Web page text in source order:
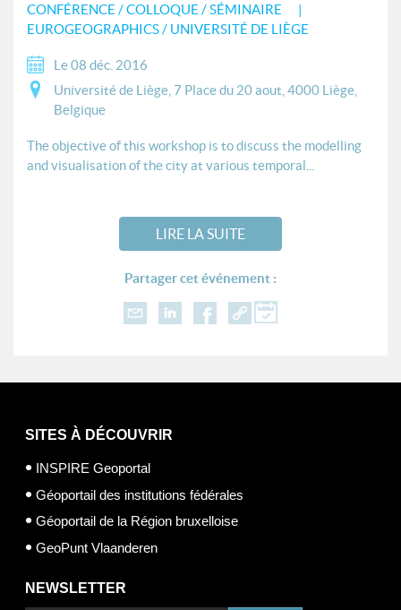
CONFÉRENCE / COLLOQUE / SÉMINAIRE
EUROGEOGRAPHICS / UNIVERSITÉ DE LIÈGE
Le 08 déc. 2016
Université de Liège, 7 Place du 20 aout, 4000 Liège,
Belgique
The objective of this workshop is to discuss the modelling
and visualisation of the city at various temporal...
LIRE LA SUITE
Partager cet événement :
SITES À DÉCOUVRIR
INSPIRE Geoportal
Géoportail des institutions fédérales
Géoportail de la Région bruxelloise
GeoPunt Vlaanderen
NEWSLETTER